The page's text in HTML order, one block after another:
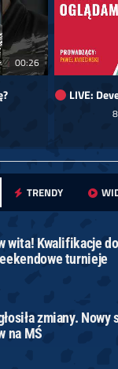
00:26
LIVE:
TRENDY
wita! Kwalifikacje
turnieje
zmiany.
na MŚ